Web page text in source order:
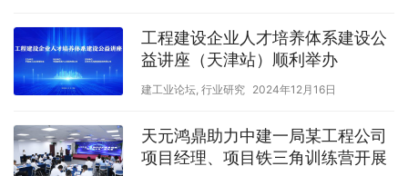
工程建设企业人才培养体系建设公
益讲座（天津站）顺利举办
建工业论坛, 行业研究 2024年12月16日
天元鸿鼎助力中建一局某工程公司
项目经理、项目铁三角训练营开展